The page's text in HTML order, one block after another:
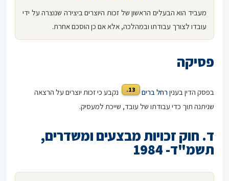
מעביד הוא הבעלים הראשון של זכות היוצרים ביצירה שנוצרה על ידי
עובדו לצורך עבודתו ובמהלכה, אלא אם כן הוסכם אחרת.
פסיקה
בפסק הדין בעניןרחל ברים 13.
נקבע כי זכות יוצרים על הרצאה
שניתנה תוך כדי עבודתו של עובד, שייכת למעסיק.
ד. חוק זכויות מבצעים ומשדרים,
תשמ"ד- 1984